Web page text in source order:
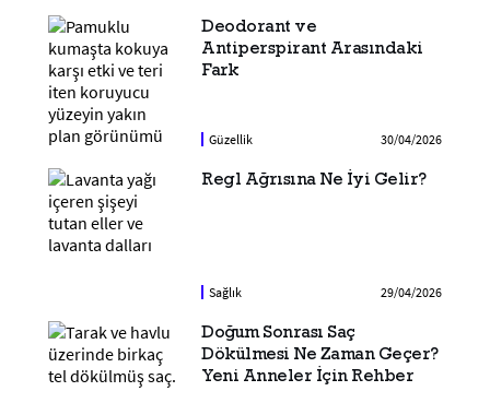
Deodorant ve
Antiperspirant Arasındaki
Fark
Güzellik 30/04/2026
Regl Ağrısına Ne İyi Gelir?
Sağlık 29/04/2026
Doğum Sonrası Saç
Dökülmesi Ne Zaman Geçer?
Yeni Anneler İçin Rehber